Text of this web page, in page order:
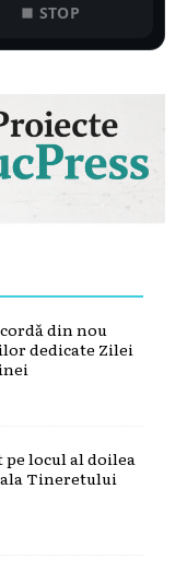
STOP
din nou
dedicate Zilei
locul al doilea
Tineretului